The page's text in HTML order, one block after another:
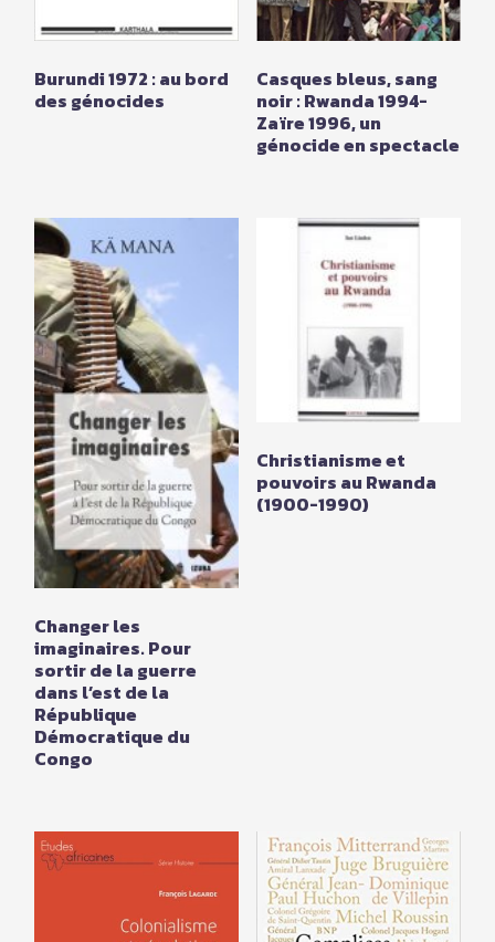
Burundi 1972 : au bord
des génocides
Casques bleus, sang
noir : Rwanda 1994-
Zaïre 1996, un
génocide en spectacle
Changer les
imaginaires. Pour
sortir de la guerre
dans l’est de la
République
Démocratique du
Congo
Christianisme et
pouvoirs au Rwanda
(1900-1990)